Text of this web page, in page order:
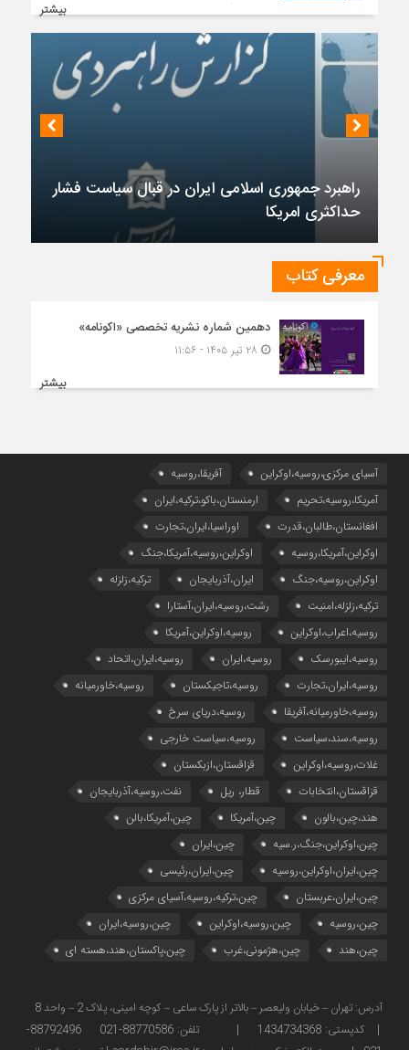
بیشتر
راهبرد جمهوری اسلامی ایران در قبال سیاست فشار
حداکثری امریکا
معرفی کتاب
دهمین شماره نشریه تخصصی «اکونامه»
بیشتر
آسیای مرکزی،روسیه،اوکراین
آفریقا،روسیه
آمریکا،روسیه،تحریم
ارمنستان،باکو،ترکیه،ایران
افغانستان،طالبان،قدرت
اوراسیا،ایران،تجارت
اوکراین،آمریکا،روسیه
اوکراین،روسیه،آمریکا،جنگ
اوکراین،روسیه،جنگ
ایران،آذربایجان
ترکیه،زلزله
ترکیه،زلزله،امنیت
رشت،روسیه،ایران،آستارا
روسیه،اعراب،اوکراین
روسیه،اوکراین،آمریکا
روسیه،ایبورسک
روسیه،ایران
روسیه،ایران،اتحاد
روسیه،ایران،تجارت
روسیه،تاجیکستان
روسیه،خاورمیانه
روسیه،خاورمیانه،آفریقا
روسیه،دریای سرخ
روسیه،سند،سیاست
روسیه،سیاست خارجی
غلات،روسیه،اوکراین
قزاقستان،ازبکستان
قزاقستان،انتخابات
قطار، ریل
نفت،روسیه،آذربایجان
هند،چین،بالون
چین،آمریکا
چین،آمریکا،بالن
چین،اوکراین،جنگ،ر.سیه
چین،ایران
چین،ایران،اوکراین،روسیه
چین،ایران،رئیسی
چین،ایران،عربستان
چین،ترکیه،روسیه،آسیای مرکزی
چین،روسیه
چین،روسیه،اوکراین
چین،روسیه،ایران
چین،هند
چین،هژمونی،غرب چین،پاکستان،هند،هسته ای
| کدپستی: 1434734368 | تلفن: 88770586-021 88792496-